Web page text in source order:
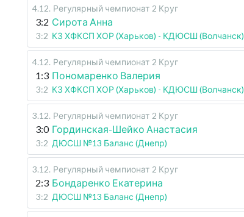
4.12. Регулярный чемпионат 2 Круг
3:2 Сирота Анна
3:2 КЗ ХФКСП ХОР (Харьков) - КДЮСШ (Волчанск)
4.12. Регулярный чемпионат 2 Круг
1:3 Пономаренко Валерия
3:2 КЗ ХФКСП ХОР (Харьков) - КДЮСШ (Волчанск)
3.12. Регулярный чемпионат 2 Круг
3:0 Гординская-Шейко Анастасия
3:2 ДЮСШ №13 Баланс (Днепр)
3.12. Регулярный чемпионат 2 Круг
2:3 Бондаренко Екатерина
3:2 ДЮСШ №13 Баланс (Днепр)